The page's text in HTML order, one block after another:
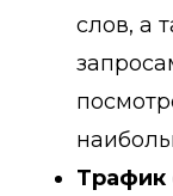
слов, а
Трафик